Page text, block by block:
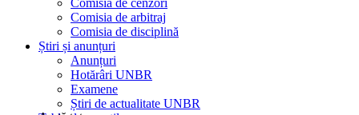
Comisia de cenzori
Comisia de arbitraj
Comisia de disciplină
Știri și anunțuri
Anunțuri
Hotărâri UNBR
Examene
Știri de actualitate UNBR